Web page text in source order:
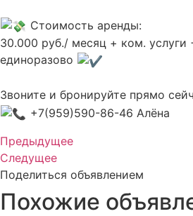
Стоимость аренды:
30.000 руб./ месяц + ком. услуги
единоразово
Звоните и бронируйте прямо
+7(959)590-86-46 Алёна
Предыдущее
Следущее
Поделиться объявлением
Похожие